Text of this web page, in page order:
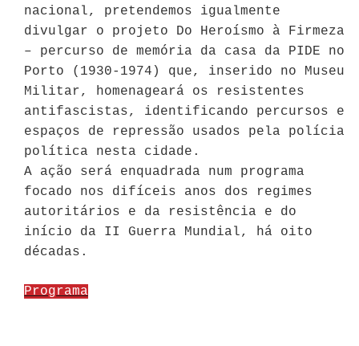
nacional, pretendemos igualmente
divulgar o projeto Do Heroísmo à Firmeza
– percurso de memória da casa da PIDE no
Porto (1930-1974) que, inserido no Museu
Militar, homenageará os resistentes
antifascistas, identificando percursos e
espaços de repressão usados pela polícia
política nesta cidade.
A ação será enquadrada num programa
focado nos difíceis anos dos regimes
autoritários e da resistência e do
início da II Guerra Mundial, há oito
décadas.
Programa